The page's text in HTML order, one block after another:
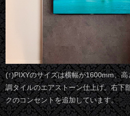
(↑)PIXYのサイズは横幅が1600mm、
調タイルのエアストーン仕上げ。右下
クのコンセントを追加しています。